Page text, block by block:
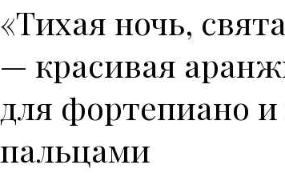
«Тихая ночь,
— красивая
для фортепиано
пальцами